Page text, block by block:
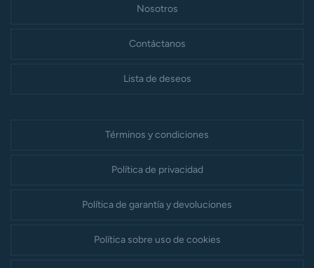
Nosotros
Contáctanos
Lista de deseos
Términos y condiciones
Política de privacidad
Política de garantía y devoluciones
Política sobre uso de cookies